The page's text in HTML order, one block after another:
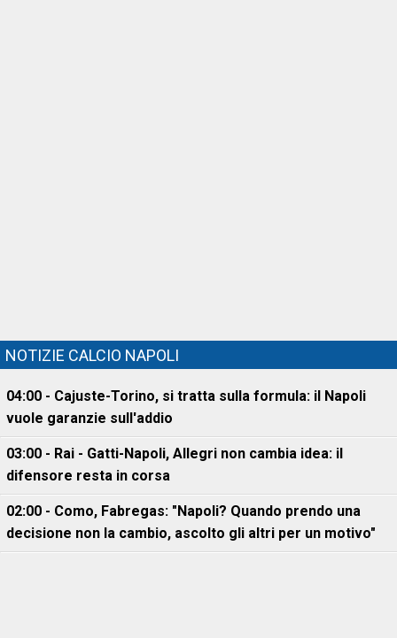
NOTIZIE CALCIO NAPOLI
04:00 - Cajuste-Torino, si tratta sulla formula: il Napoli
vuole garanzie sull'addio
03:00 - Rai - Gatti-Napoli, Allegri non cambia idea: il
difensore resta in corsa
02:00 - Como, Fabregas: "Napoli? Quando prendo una
decisione non la cambio, ascolto gli altri per un motivo"